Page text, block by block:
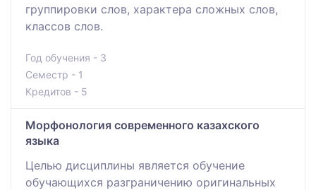
группировки слов, характера сложных слов,
классов слов.
Год обучения - 3
Семестр - 1
Кредитов - 5
Морфонология современного казахского
языка
Целью дисциплины является обучение
обучающихся разграничению оригинальных